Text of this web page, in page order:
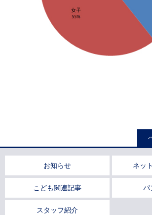
お知らせ ネッ
こども関連記事 パ
スタッフ紹介